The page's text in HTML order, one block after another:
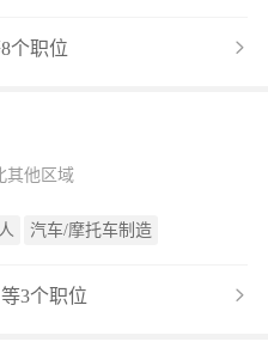
个职位
其他区域
汽车/摩托车制造
等3个职位